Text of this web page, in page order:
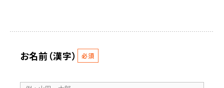
お名前（漢字） 必須